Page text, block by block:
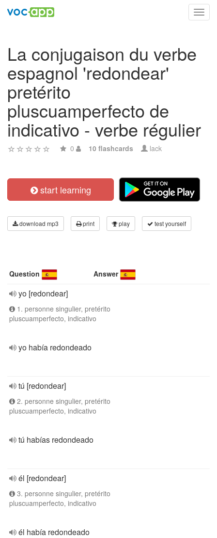
La conjugaison du verbe
espagnol 'redondear'
pretérito
pluscuamperfecto de
indicativo - verbe régulier
0 10 flashcards lack
start learning
download mp3 print play test yourself
Question Answer
yo [redondear]
1. personne singulier, pretérito
pluscuamperfecto, indicativo
yo había redondeado
tú [redondear]
2. personne singulier, pretérito
pluscuamperfecto, indicativo
tú habías redondeado
él [redondear]
3. personne singulier, pretérito
pluscuamperfecto, indicativo
él había redondeado